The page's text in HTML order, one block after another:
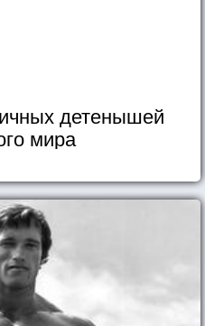
детенышей
мира